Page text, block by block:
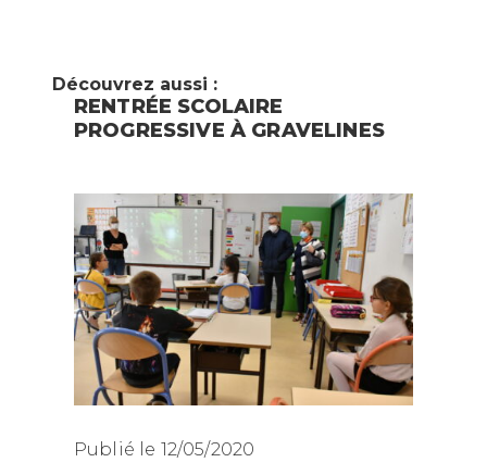
Découvrez aussi :
RENTRÉE SCOLAIRE
PROGRESSIVE À GRAVELINES
Publié le 12/05/2020